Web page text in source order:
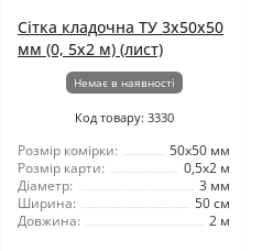
Сітка кладочна ТУ 3x50x50
мм (0, 5x2 м) (лист)
Немає в наявності
Код товару: 3330
Розмір комірки:
50x50 мм
Розмір карти:
0,5x2 м
Діаметр:
3 мм
Ширина:
50 см
Довжина:
2 м